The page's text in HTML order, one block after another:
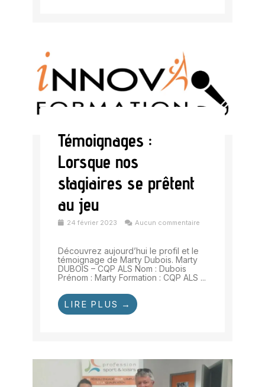
Témoignages :
Lorsque nos
stagiaires se prêtent
au jeu
24 février 2023 Aucun commentaire
Découvrez aujourd’hui le profil et le
témoignage de Marty Dubois. Marty
DUBOIS – CQP ALS Nom : Dubois
Prénom : Marty Formation : CQP ALS ...
LIRE PLUS →